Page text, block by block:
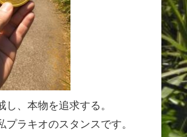
し、本物を追求する。
プラキオのスタンスです。